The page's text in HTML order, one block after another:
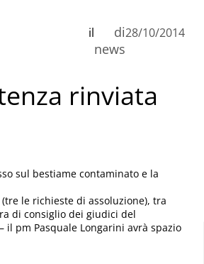
di
news
il 28/10/2014
rinviata
sul bestiame contaminato e la
le richieste di assoluzione), tra
di consiglio dei giudici del
il pm Pasquale Longarini avrà spazio